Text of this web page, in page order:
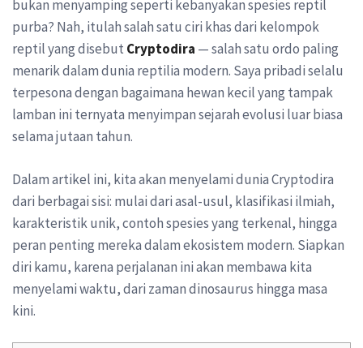
bukan menyamping seperti kebanyakan spesies reptil
purba? Nah, itulah salah satu ciri khas dari kelompok
reptil yang disebut Cryptodira — salah satu ordo paling
menarik dalam dunia reptilia modern. Saya pribadi selalu
terpesona dengan bagaimana hewan kecil yang tampak
lamban ini ternyata menyimpan sejarah evolusi luar biasa
selama jutaan tahun.
Dalam artikel ini, kita akan menyelami dunia Cryptodira
dari berbagai sisi: mulai dari asal-usul, klasifikasi ilmiah,
karakteristik unik, contoh spesies yang terkenal, hingga
peran penting mereka dalam ekosistem modern. Siapkan
diri kamu, karena perjalanan ini akan membawa kita
menyelami waktu, dari zaman dinosaurus hingga masa
kini.